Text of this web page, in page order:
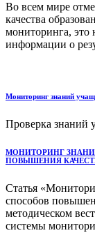
Во всем мире
качества
мониторинга, это
информации о
Мониторинг знаний
Проверка знаний
МОНИТОРИНГ
ПОВЫШЕНИЯ
Статья
способов
методическом
системы